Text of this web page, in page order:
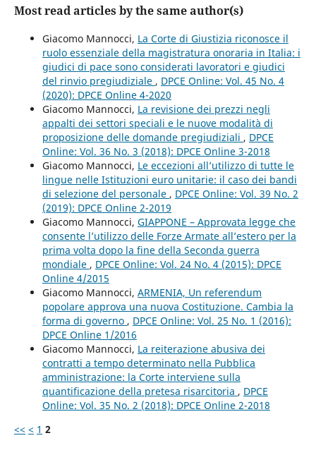
Most read articles by the same author(s)
Giacomo Mannocci, La Corte di Giustizia riconosce il
ruolo essenziale della magistratura onoraria in Italia: i
giudici di pace sono considerati lavoratori e giudici
del rinvio pregiudiziale , DPCE Online: Vol. 45 No. 4
(2020): DPCE Online 4-2020
Giacomo Mannocci, La revisione dei prezzi negli
appalti dei settori speciali e le nuove modalità di
proposizione delle domande pregiudiziali , DPCE
Online: Vol. 36 No. 3 (2018): DPCE Online 3-2018
Giacomo Mannocci, Le eccezioni all’utilizzo di tutte le
lingue nelle Istituzioni euro unitarie: il caso dei bandi
di selezione del personale , DPCE Online: Vol. 39 No. 2
(2019): DPCE Online 2-2019
Giacomo Mannocci, GIAPPONE – Approvata legge che
consente l’utilizzo delle Forze Armate all’estero per la
prima volta dopo la fine della Seconda guerra
mondiale , DPCE Online: Vol. 24 No. 4 (2015): DPCE
Online 4/2015
Giacomo Mannocci, ARMENIA, Un referendum
popolare approva una nuova Costituzione. Cambia la
forma di governo , DPCE Online: Vol. 25 No. 1 (2016):
DPCE Online 1/2016
Giacomo Mannocci, La reiterazione abusiva dei
contratti a tempo determinato nella Pubblica
amministrazione: la Corte interviene sulla
quantificazione della pretesa risarcitoria , DPCE
Online: Vol. 35 No. 2 (2018): DPCE Online 2-2018
<< < 1 2